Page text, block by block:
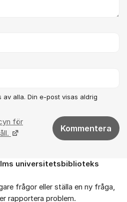
alla. Din e-post visas aldrig
för
Kommentera
universitetsbiblioteks
frågor eller ställa en ny fråga,
rapportera problem.